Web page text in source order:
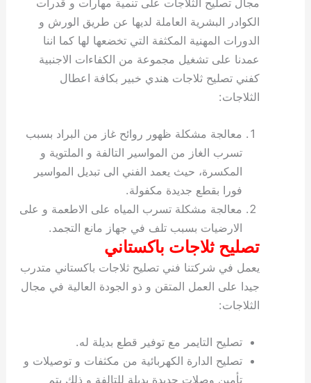
الكوادر البشرية العاملة لديها عن طريق الورش و
الدورات المهنية المكثفة التي تخضعها لها كما اننا
عمدنا على تشغيل مجموعة من الكفاءات الاجنبية
كفني تصليح ثلاجات هندي خبير بكافة اعطال
الثلاجات:
معالجة مشكلة ظهور روائح غاز من البراد بسبب
تسرب الغاز من المواسير التالفة و الملتوية و
المكسرة، حيث يعمد الفني الى تبديل المواسير
فورا بقطع جديدة مكفولة.
معالجة مشكلة تسرب المياه على الاطعمة و على
الارضيات بسبب تلف في جهاز مانع التجمد.
تصليح ثلاجات باكستاني
يعمل في شركتنا فني تصليح ثلاجات باكستاني متدرب
جيدا على العمل المتقن و ذو الجودة العالية في مجال
الثلاجات:
تصليح التايمر مع توفير قطع بديلة له.
تصليح الدارة الكهربائية من مكثفات و توصيلات و
تأمين وصلات جديدة بديلة للتالفة و ذلك يتم